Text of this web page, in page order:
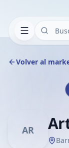
Volver al
AR